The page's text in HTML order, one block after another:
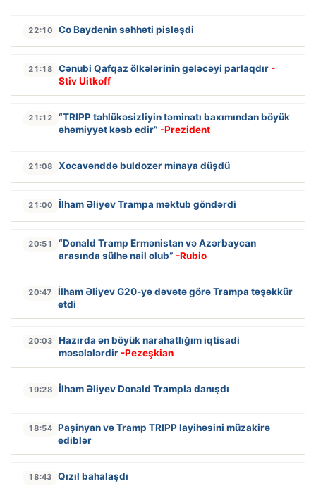
22:10 Co Baydenin səhhəti pisləşdi
21:18 Cənubi Qafqaz ölkələrinin gələcəyi parlaqdır -
Stiv Uitkoff
21:12
“TRIPP təhlükəsizliyin təminatı baxımından böyük
əhəmiyyət kəsb edir” -Prezident
21:08 Xocavənddə buldozer minaya düşdü
21:00 İlham Əliyev Trampa məktub göndərdi
20:51
“Donald Tramp Ermənistan və Azərbaycan
arasında sülhə nail olub” -Rubio
20:47
İlham Əliyev G20-yə dəvətə görə Trampa təşəkkür
etdi
20:03
Hazırda ən böyük narahatlığım iqtisadi
məsələlərdir -Pezeşkian
19:28 İlham Əliyev Donald Trampla danışdı
18:54 Paşinyan və Tramp TRIPP layihəsini müzakirə
ediblər
18:43 Qızıl bahalaşdı